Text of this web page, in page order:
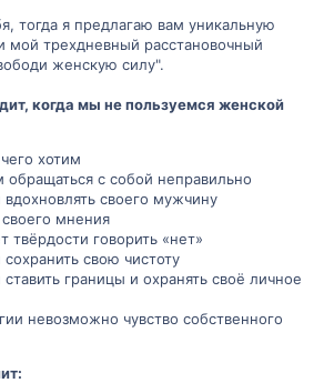
тогда я предлагаю вам уникальную
мой трехдневный расстановочный
женскую силу".
когда мы не пользуемся женской
хотим
с собой неправильно
своего мужчину
мнения
твёрдости говорить «нет»
свою чистоту
границы и охранять своё личное
невозможно чувство собственного